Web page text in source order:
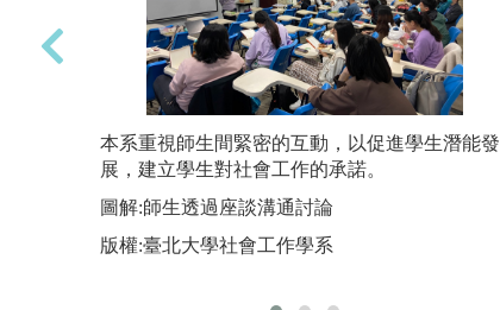
反思寫作：反思是指個人經過深思熟慮將經驗化
為知識的行動過程，本系教師在學習方法上常採
用反思寫作，強調學習是透過轉變經驗以產生知
識的過程，藉由實踐與反思的不斷循環，才會出
現專業發展。
本系重視師生間緊密的互動，以促進學生潛能發
展，建立學生對社會工作的承諾。
圖解:師生透過座談溝通討論
版權:臺北大學社會工作學系